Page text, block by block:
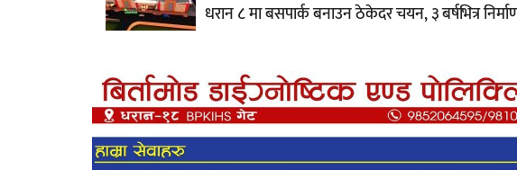
धरान ८ मा बसपार्क बनाउन ठेकेदर चयन, ३ बर्षभित्र